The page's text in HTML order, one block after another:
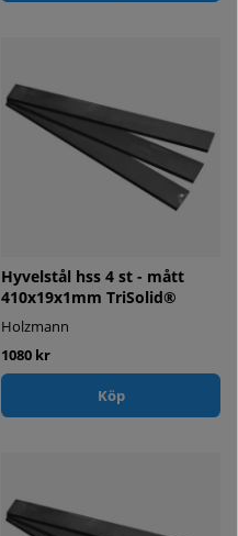
Hyvelstål hss 4 st - mått
410x19x1mm TriSolid®
Holzmann
1080 kr
Köp